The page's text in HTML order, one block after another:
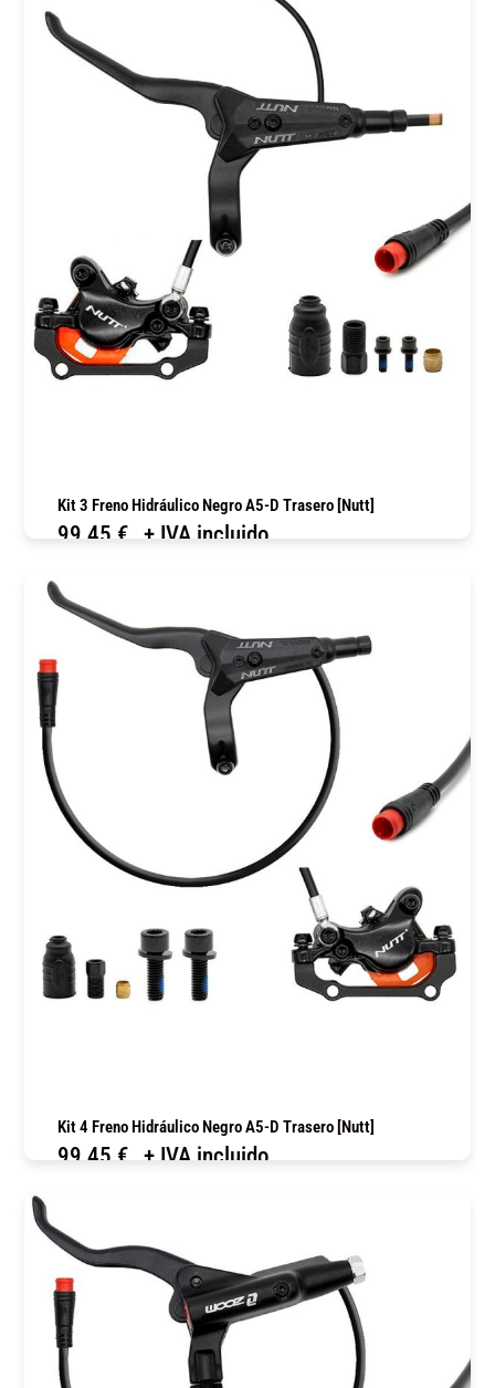
Kit 3 Freno Hidráulico Negro A5-D Trasero [Nutt]
99,45 € + IVA incluido
Kit 4 Freno Hidráulico Negro A5-D Trasero [Nutt]
99,45 € + IVA incluido